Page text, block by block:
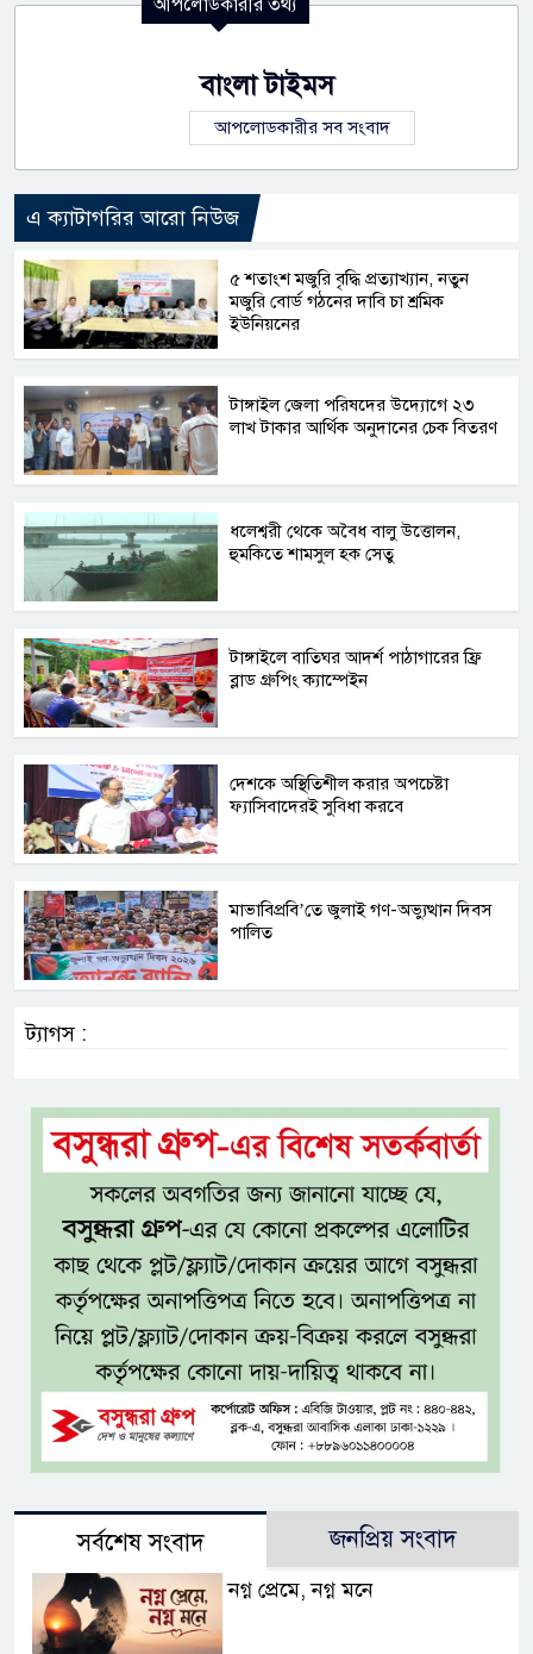
বাংলা টাইমস
আপলোডকারীর সব সংবাদ
এ ক্যাটাগরির আরো নিউজ
৫ শতাংশ মজুরি বৃদ্ধি প্রত্যাখ্যান, নতুন
মজুরি বোর্ড গঠনের দাবি চা শ্রমিক
ইউনিয়নের
টাঙ্গাইল জেলা পরিষদের উদ্যোগে ২৩
লাখ টাকার আর্থিক অনুদানের চেক বিতরণ
ধলেশ্বরী থেকে অবৈধ বালু উত্তোলন,
হুমকিতে শামসুল হক সেতু
টাঙ্গাইলে বাতিঘর আদর্শ পাঠাগারের ফ্রি
ব্লাড গ্রুপিং ক্যাম্পেইন
দেশকে অস্থিতিশীল করার অপচেষ্টা
ফ্যাসিবাদেরই সুবিধা করবে
মাভাবিপ্রবি’তে জুলাই গণ-অভ্যুত্থান দিবস
পালিত
ট্যাগস :
সর্বশেষ সংবাদ জনপ্রিয় সংবাদ
নগ্ন প্রেমে, নগ্ন মনে